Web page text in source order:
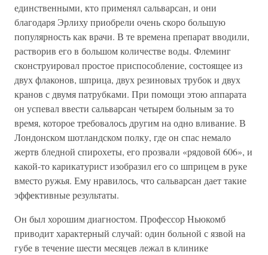
единственными, кто применял сальварсан, и они
благодаря Эрлиху приобрели очень скоро большую
популярность как врачи. В те времена препарат вводили,
растворив его в большом количестве воды. Флеминг
сконструировал простое приспособление, состоящее из
двух флаконов, шприца, двух резиновых трубок и двух
кранов с двумя патрубками. При помощи этою аппарата
он успевал ввести сальварсан четырем больным за то
время, которое требовалось другим на одно вливание. В
Лондонском шотландском полку, где он спас немало
жертв бледной спирохеты, его прозвали «рядовой 606», и
какой-то карикатурист изобразил его со шприцем в руке
вместо ружья. Ему нравилось, что сальварсан дает такие
эффективные результаты.
Он был хорошим диагностом. Профессор Ньюкомб
приводит характерный случай: один больной с язвой на
губе в течение шести месяцев лежал в клинике